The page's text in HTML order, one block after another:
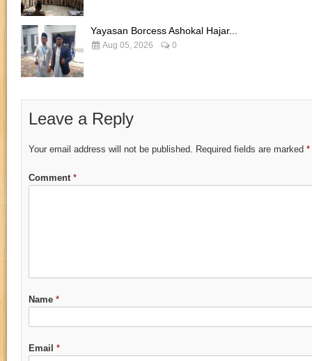
Yayasan Borcess Ashokal Hajar...
Aug 05, 2026 0
Leave a Reply
Your email address will not be published. Required fields are marked *
Comment *
Name *
Email *